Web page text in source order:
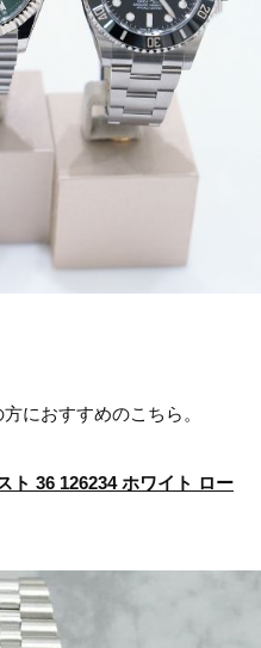
におすすめのこちら。
ト 36 126234 ホワイト ロー